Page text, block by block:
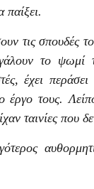
παίξει.
τις σπουδές
το ψωμί
έχει
τους.
ταινίες που